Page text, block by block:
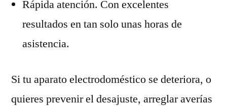
Rápida atención. Con excelentes
resultados en tan solo unas horas de
asistencia.
Si tu aparato electrodoméstico se deteriora, o
quieres prevenir el desajuste, arreglar averías